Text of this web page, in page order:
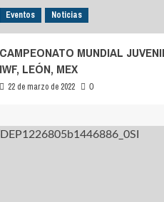
Eventos Noticias
CAMPEONATO MUNDIAL
IWF, LEÓN, MEX
22 de marzo de 2022 0